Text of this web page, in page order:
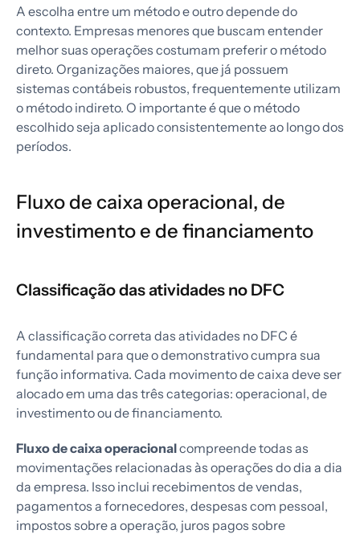
A escolha entre um método e outro depende do
contexto. Empresas menores que buscam entender
melhor suas operações costumam preferir o método
direto. Organizações maiores, que já possuem
sistemas contábeis robustos, frequentemente utilizam
o método indireto. O importante é que o método
escolhido seja aplicado consistentemente ao longo dos
períodos.
Fluxo de caixa operacional, de
investimento e de financiamento
Classificação das atividades no DFC
A classificação correta das atividades no DFC é
fundamental para que o demonstrativo cumpra sua
função informativa. Cada movimento de caixa deve ser
alocado em uma das três categorias: operacional, de
investimento ou de financiamento.
Fluxo de caixa operacionalcompreende todas as
movimentações relacionadas às operações do dia a dia
da empresa. Isso inclui recebimentos de vendas,
pagamentos a fornecedores, despesas com pessoal,
impostos sobre a operação, juros pagos sobre